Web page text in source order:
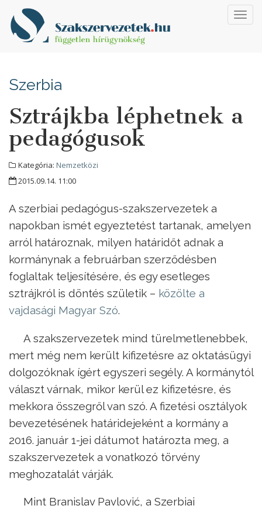
Szerbia
Sztrájkba léphetnek a
pedagógusok
Kategória: Nemzetközi
2015.09.14. 11:00
A szerbiai pedagógus-szakszervezetek a
napokban ismét egyeztetést tartanak, amelyen
arról határoznak, milyen határidőt adnak a
kormánynak a februárban szerződésben
foglaltak teljesítésére, és egy esetleges
sztrájkról is döntés születik – közölte a
vajdasági Magyar Szó.
A szakszervezetek mind türelmetlenebbek,
mert még nem került kifizetésre az oktatásügyi
dolgozóknak ígért egyszeri segély. A kormánytól
választ várnak, mikor kerül ez kifizetésre, és
mekkora összegről van szó. A fizetési osztályok
bevezetésének határidejeként a kormány a
2016. január 1-jei dátumot határozta meg, a
szakszervezetek a vonatkozó törvény
meghozatalát várják.
Mint Branislav Pavlović, a Szerbiai